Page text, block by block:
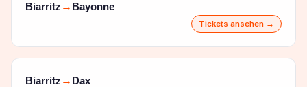
Biarritz → Bayonne
Tickets ansehen →
Biarritz → Dax